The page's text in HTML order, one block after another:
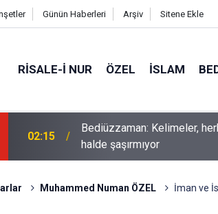
Günün Haberleri Arşiv Sitene Ekle
RISALE-I NUR ÖZEL İSLAM
01:45 Müslümanlardan dilinizi
Muhammed Numan ÖZEL İman ve